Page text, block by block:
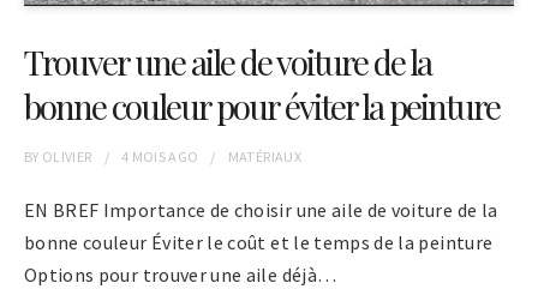
Trouver une aile de voiture de la
bonne couleur pour éviter la peinture
BY OLIVIER 4 MOISAGO MATÉRIAUX
EN BREF Importance de choisir une aile de voiture de la
bonne couleur Éviter le coût et le temps de la peinture
Options pour trouver une aile déjà…